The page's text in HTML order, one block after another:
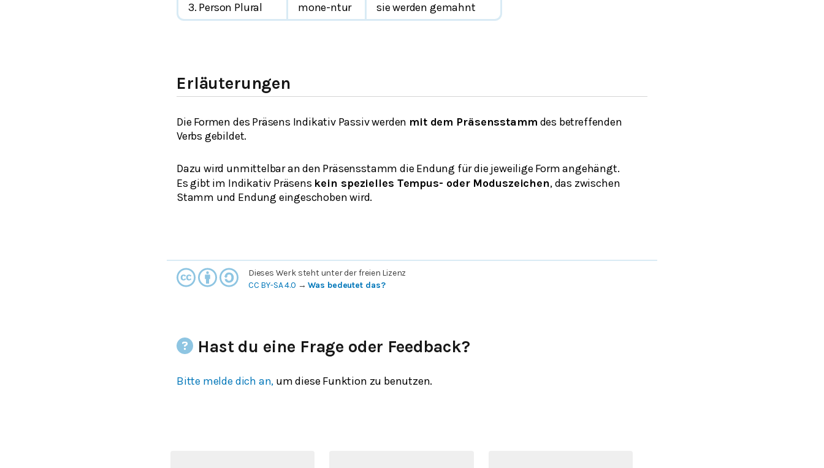
3. Person Plural
mone-ntur sie werden gemahnt
Erläuterungen
Die Formen des Präsens Indikativ Passiv werden mit dem Präsensstamm des betreffenden
Verbs gebildet.
Dazu wird unmittelbar an den Präsensstamm die Endung für die jeweilige Form angehängt.
Es gibt im Indikativ Präsens kein spezielles Tempus- oder Moduszeichen, das zwischen
Stamm und Endung eingeschoben wird.
Dieses Werk steht unter der freien Lizenz
CC BY-SA 4.0 →Was bedeutet das?
Hast du eine Frage oder Feedback?
Bitte melde dich an, um diese Funktion zu benutzen.